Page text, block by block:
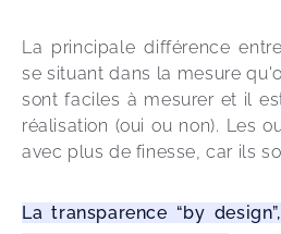
La principale différence
se situant dans la mesure
sont faciles à mesurer et il
réalisation (oui ou non). Les
avec plus de finesse, car ils
La transparence “by